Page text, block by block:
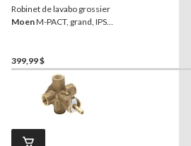
Robinet de lavabo grossier
MoenM-PACT, grand, IPS
399,99 $